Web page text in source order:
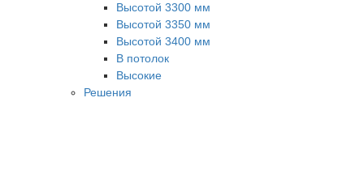
Высотой 3300 мм
Высотой 3350 мм
Высотой 3400 мм
В потолок
Высокие
Решения